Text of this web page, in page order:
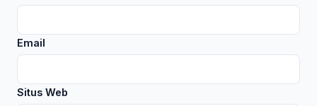
Email
Situs Web